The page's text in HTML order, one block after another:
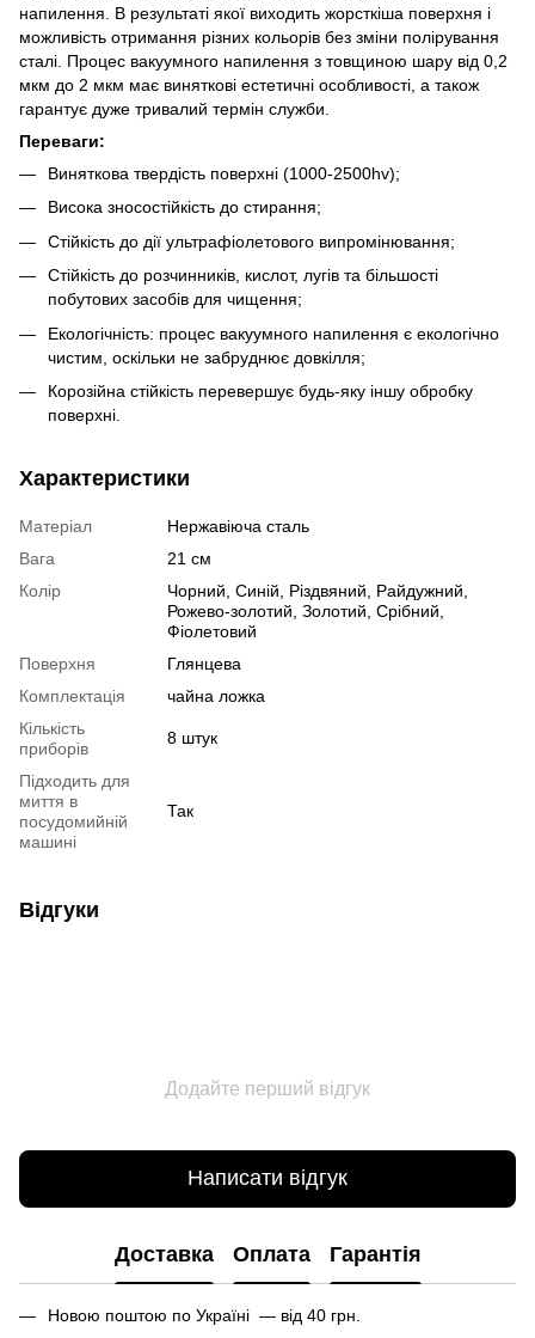
напилення. В результаті якої виходить жорсткіша поверхня і
можливість отримання різних кольорів без зміни полірування
сталі. Процес вакуумного напилення з товщиною шару від 0,2
мкм до 2 мкм має виняткові естетичні особливості, а також
гарантує дуже тривалий термін служби.
Переваги:
Виняткова твердість поверхні (1000-2500hv);
Висока зносостійкість до стирання;
Стійкість до дії ультрафіолетового випромінювання;
Стійкість до розчинників, кислот, лугів та більшості
побутових засобів для чищення;
Екологічність: процес вакуумного напилення є екологічно
чистим, оскільки не забруднює довкілля;
Корозійна стійкість перевершує будь-яку іншу обробку
поверхні.
Характеристики
Матеріал
Нержавіюча сталь
Вага
21 см
Колір
Чорний, Синій, Різдвяний, Райдужний,
Рожево-золотий, Золотий, Срібний,
Фіолетовий
Поверхня
Глянцева
Комплектація
чайна ложка
Кількість
приборів
8 штук
Підходить для
миття в
посудомийній
машині
Так
Відгуки
Додайте перший відгук
Написати відгук
Доставка Оплата Гарантія
Новою поштою по Україні — від 40 грн.